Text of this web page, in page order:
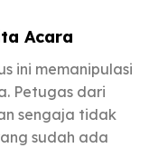
Acara
ini memanipulasi
Petugas dari
sengaja tidak
sudah ada